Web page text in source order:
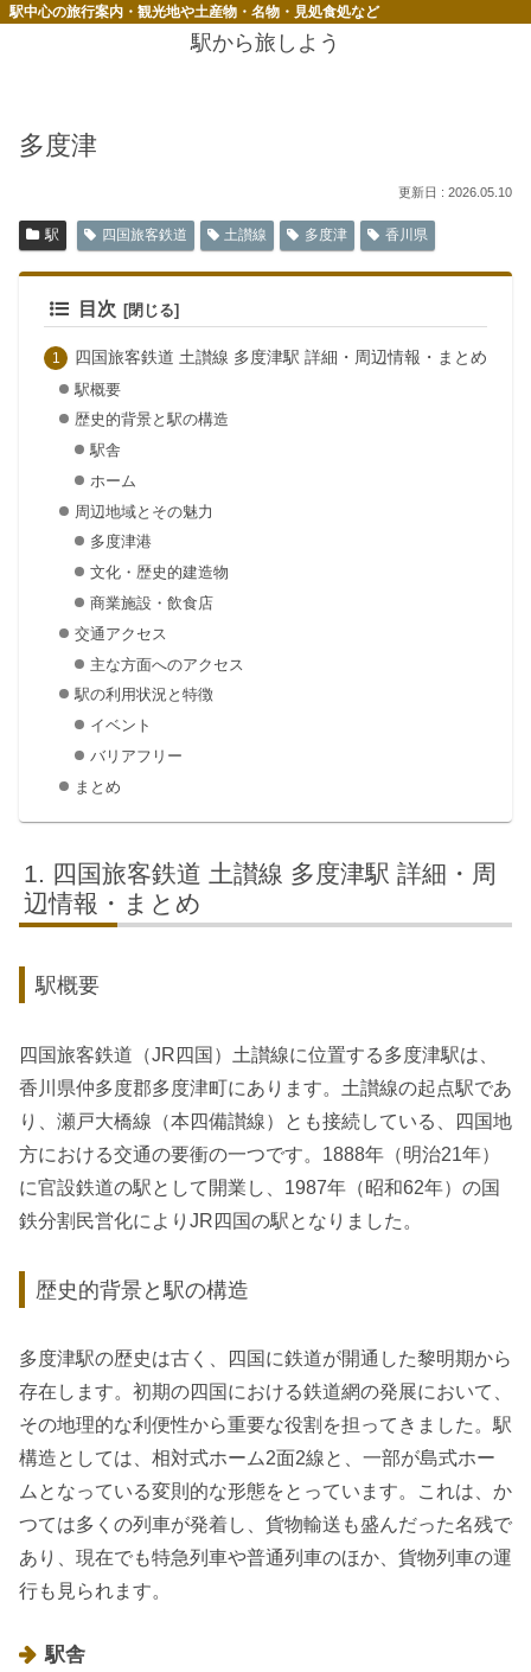
駅中心の旅行案内・観光地や土産物・名物・見処食処など
駅から旅しよう
多度津
2026.05.10
駅 四国旅客鉄道 土讃線 多度津 香川県
目次
四国旅客鉄道 土讃線 多度津駅 詳細・周辺情報・まとめ
駅概要
歴史的背景と駅の構造
駅舎
ホーム
周辺地域とその魅力
多度津港
文化・歴史的建造物
商業施設・飲食店
交通アクセス
主な方面へのアクセス
駅の利用状況と特徴
イベント
バリアフリー
まとめ
四国旅客鉄道 土讃線 多度津駅 詳細・周
辺情報・まとめ
駅概要
四国旅客鉄道（JR四国）土讃線に位置する多度津駅は、
香川県仲多度郡多度津町にあります。土讃線の起点駅であ
り、瀬戸大橋線（本四備讃線）とも接続している、四国地
方における交通の要衝の一つです。1888年（明治21年）
に官設鉄道の駅として開業し、1987年（昭和62年）の国
鉄分割民営化によりJR四国の駅となりました。
歴史的背景と駅の構造
多度津駅の歴史は古く、四国に鉄道が開通した黎明期から
存在します。初期の四国における鉄道網の発展において、
その地理的な利便性から重要な役割を担ってきました。駅
構造としては、相対式ホーム2面2線と、一部が島式ホー
ムとなっている変則的な形態をとっています。これは、か
つては多くの列車が発着し、貨物輸送も盛んだった名残で
あり、現在でも特急列車や普通列車のほか、貨物列車の運
行も見られます。
駅舎